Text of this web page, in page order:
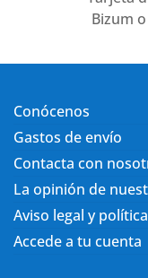
Bizum
Conócenos
Gastos de envío
Contacta con
La opinión de
Aviso legal y
Accede a tu cuenta